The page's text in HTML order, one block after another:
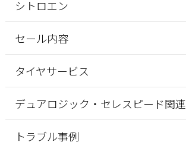
シトロエン
セール内容
タイヤサービス
デュアロジック・セレスピード関連
トラブル事例